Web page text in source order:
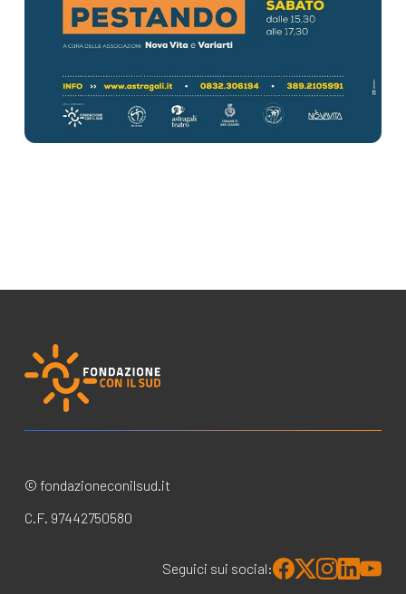
© fondazioneconilsud.it
C.F. 97442750580
Seguici sui social: